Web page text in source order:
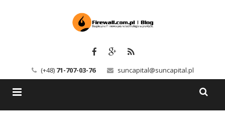
(+48) 71-707-03-76 suncapital@suncapital.pl